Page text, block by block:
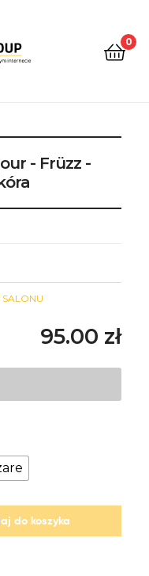
0
- Früzz -
95.00 zł
do koszyka